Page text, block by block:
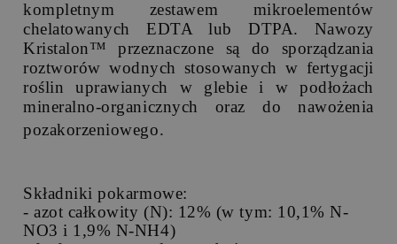
kompletnym zestawem mikroelementów
chelatowanych EDTA lub DTPA. Nawozy
Kristalon™ przeznaczone są do sporządzania
roztworów wodnych stosowanych w fertygacji
roślin uprawianych w glebie i w podłożach
mineralno-organicznych oraz do nawożenia
pozakorzeniowego.
Składniki pokarmowe:
- azot całkowity (N): 12% (w tym: 10,1% N-
NO3 i 1,9% N-NH4)